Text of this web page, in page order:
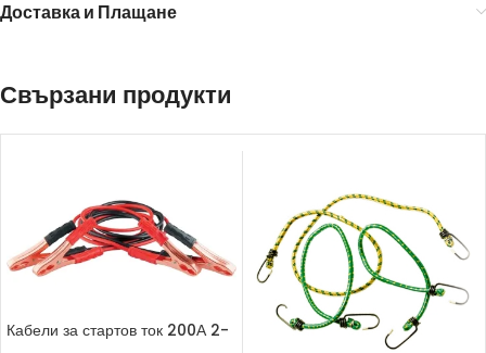
Доставка и Плащане
Свързани продукти
Кабели за стартов ток 200А 2-